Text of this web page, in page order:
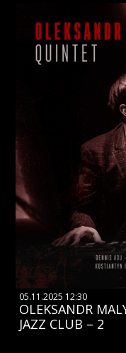
05.11.2025 12:30
OLEKSANDR
JAZZ CLUB – 2